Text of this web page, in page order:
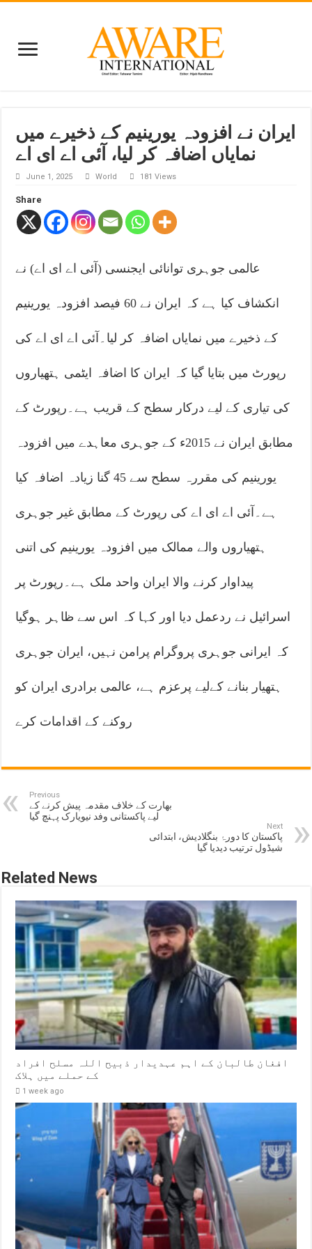
ایران نے افزودہ یورینیم کے ذخیرے میں
نمایاں اضافہ کر لیا، آئی اے ای اے
June 1, 2025 World 181 Views
Share
عالمی جوہری توانائی ایجنسی (آئی اے ای اے) نے
انکشاف کیا ہے کہ ایران نے 60 فیصد افزودہ یورینیم
کے ذخیرے میں نمایاں اضافہ کر لیا۔آئی اے ای اے کی
رپورٹ میں بتایا گیا کہ ایران کا اضافہ ایٹمی ہتھیاروں
کی تیاری کے لیے درکار سطح کے قریب ہے۔رپورٹ کے
مطابق ایران نے 2015ء کے جوہری معاہدے میں افزودہ
یورینیم کی مقررہ سطح سے 45 گنا زیادہ اضافہ کیا
ہے۔آئی اے ای اے کی رپورٹ کے مطابق غیر جوہری
ہتھیاروں والے ممالک میں افزودہ یورینیم کی اتنی
پیداوار کرنے والا ایران واحد ملک ہے۔رپورٹ پر
اسرائیل نے ردعمل دیا اور کہا کہ اس سے ظاہر ہوگیا
کہ ایرانی جوہری پروگرام پرامن نہیں، ایران جوہری
ہتھیار بنانے کےلیے پرعزم ہے، عالمی برادری ایران کو
روکنے کے اقدامات کرے
Previous
بھارت کے خلاف مقدمہ پیش کرنے کے
لیے پاکستانی وفد نیویارک پہنچ گیا
Next
پاکستان کا دورۂ بنگلادیش، ابتدائی
شیڈول ترتیب دیدیا گیا
Related News
افغان طالبان کے اہم عہدیدار ذبیح اللہ مسلح افراد
کے حملے میں ہلاک
1 week ago